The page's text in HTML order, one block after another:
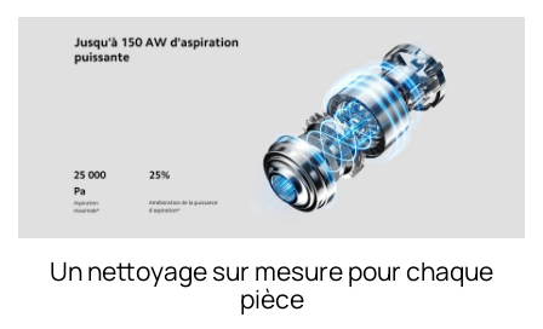
Un nettoyage sur mesure pour chaque
pièce